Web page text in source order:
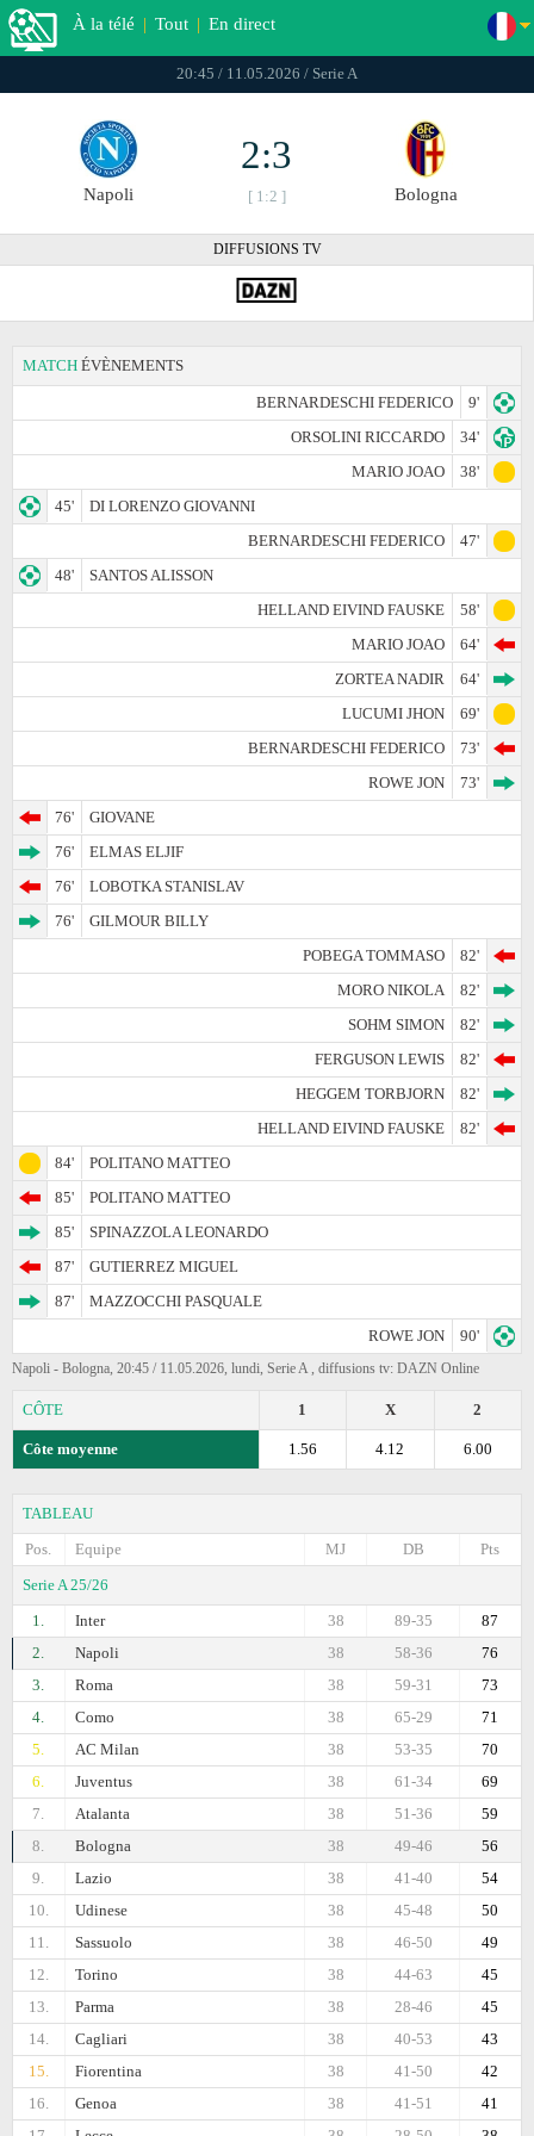
À la télé | Tout | En direct
20:45 / 11.05.2026 / Serie A
Napoli
2:3
[ 1:2 ] Bologna
DIFFUSIONS TV
MATCH ÉVÈNEMENTS
BERNARDESCHI FEDERICO
9'
ORSOLINI RICCARDO
34'
MARIO JOAO
38'
45'
DI LORENZO GIOVANNI
BERNARDESCHI FEDERICO
47'
48'
SANTOS ALISSON
HELLAND EIVIND FAUSKE
58'
MARIO JOAO
64'
ZORTEA NADIR
64'
LUCUMI JHON
69'
BERNARDESCHI FEDERICO
73'
ROWE JON
73'
76'
GIOVANE
76'
ELMAS ELJIF
76'
LOBOTKA STANISLAV
76'
GILMOUR BILLY
POBEGA TOMMASO
82'
MORO NIKOLA
82'
SOHM SIMON
82'
FERGUSON LEWIS
82'
HEGGEM TORBJORN
82'
HELLAND EIVIND FAUSKE
82'
84'
POLITANO MATTEO
85'
POLITANO MATTEO
85'
SPINAZZOLA LEONARDO
87'
GUTIERREZ MIGUEL
87'
MAZZOCCHI PASQUALE
ROWE JON
90'
Napoli - Bologna, 20:45 / 11.05.2026, lundi, Serie A , diffusions tv: DAZN Online
CÔTE 2
X
1
Côte moyenne 6.00
4.12
1.56
TABLEAU
Pos.
Equipe Pts
DB
MJ
Serie A 25/26
1.
Inter 87
89-35
38
2.
Napoli 76
58-36
38
3.
Roma 73
59-31
38
4.
Como 71
65-29
38
5.
AC Milan 70
53-35
38
6.
Juventus 69
61-34
38
7.
Atalanta 59
51-36
38
8.
Bologna 56
49-46
38
9.
Lazio 54
41-40
38
10.
Udinese 50
45-48
38
11.
Sassuolo 49
46-50
38
12.
Torino 45
44-63
38
13.
Parma 45
28-46
38
14.
Cagliari 43
40-53
38
15.
Fiorentina 42
41-50
38
16.
Genoa 41
41-51
38